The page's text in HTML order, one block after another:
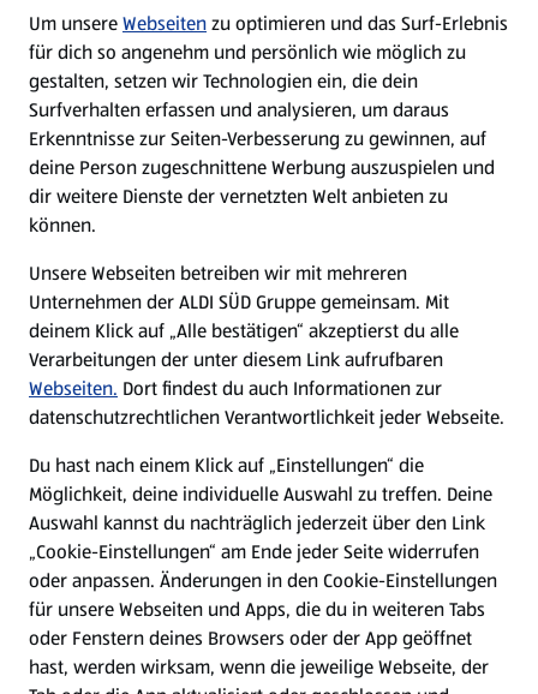
WhatsApp
Über ALDI SÜD
Filialen
Nachhaltigkeit
Karriere
Presse
Hilfe & Kontakt
(öffnet in einem neuen Tab)
Unternehmen
Folge uns hier:
Um unsereWebseitenzu optimieren und das Surf-Erlebnis
für dich so angenehm und persönlich wie möglich zu
gestalten, setzen wir Technologien ein, die dein
Surfverhalten erfassen und analysieren, um daraus
Erkenntnisse zur Seiten-Verbesserung zu gewinnen, auf
deine Person zugeschnittene Werbung auszuspielen und
dir weitere Dienste der vernetzten Welt anbieten zu
können.
Unsere Webseiten betreiben wir mit mehreren
Unternehmen der ALDI SÜD Gruppe gemeinsam. Mit
deinem Klick auf „Alle bestätigen“ akzeptierst du alle
Verarbeitungen der unter diesem Link aufrufbaren
Webseiten. Dort findest du auch Informationen zur
datenschutzrechtlichen Verantwortlichkeit jeder Webseite.
Du hast nach einem Klick auf „Einstellungen“ die
Möglichkeit, deine individuelle Auswahl zu treffen. Deine
Auswahl kannst du nachträglich jederzeit über den Link
„Cookie-Einstellungen“ am Ende jeder Seite widerrufen
oder anpassen. Änderungen in den Cookie-Einstellungen
für unsere Webseiten und Apps, die du in weiteren Tabs
oder Fenstern deines Browsers oder der App geöffnet
hast, werden wirksam, wenn die jeweilige Webseite, der